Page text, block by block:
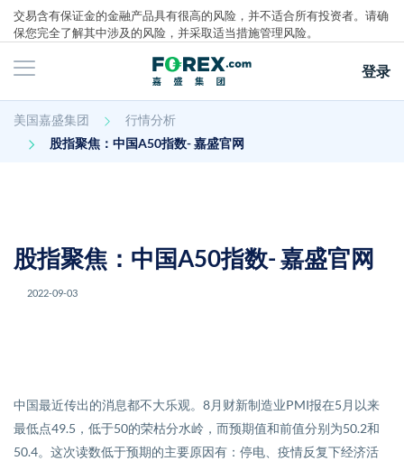
交易含有保证金的金融产品具有很高的风险，并不适合所有投资者。请确
保您完全了解其中涉及的风险，并采取适当措施管理风险。
主页
行情分析
登录
美国嘉盛集团
行情分析
股指聚焦：中国A50指数- 嘉盛官网
股指聚焦：中国A50指数- 嘉盛官网
2022-09-03
中国最近传出的消息都不大乐观。 8月财新制造业PMI报在5 月以来
最低点49.5 ，低于50的荣枯分水岭，而预期值和前值分别为50.2和
50.4。这次读数低于预期的主要原因有：停电、疫情反复下经济活